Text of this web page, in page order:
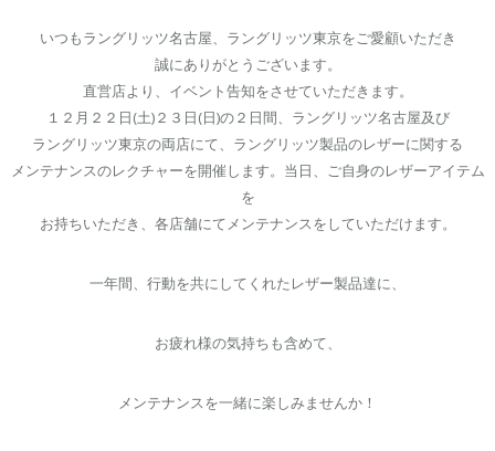
いつもラングリッツ名古屋、ラングリッツ東京をご愛顧いただき
誠にありがとうございます。
直営店より、イベント告知をさせていただきます。
１２月２２日(土)２３日(日)の２日間、ラングリッツ名古屋及び
ラングリッツ東京の両店にて、ラングリッツ製品のレザーに関する
メンテナンスのレクチャーを開催します。当日、ご自身のレザーアイテム
を
お持ちいただき、各店舗にてメンテナンスをしていただけます。
一年間、行動を共にしてくれたレザー製品達に、
お疲れ様の気持ちも含めて、
メンテナンスを一緒に楽しみませんか！